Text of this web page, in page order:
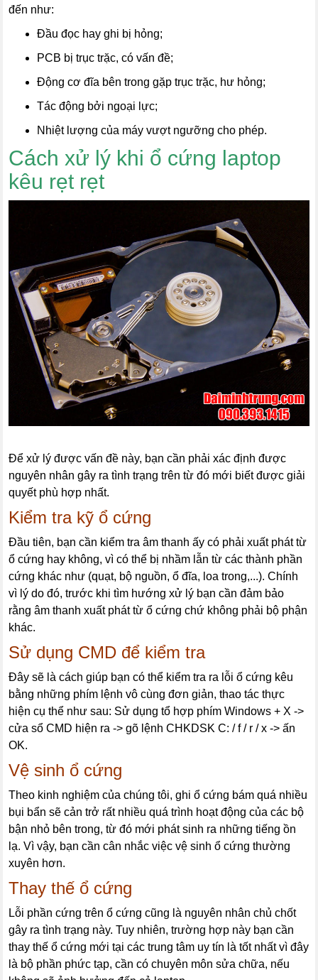
đến như:
Đầu đọc hay ghi bị hỏng;
PCB bị trục trặc, có vấn đề;
Động cơ đĩa bên trong gặp trục trặc, hư hỏng;
Tác động bởi ngoại lực;
Nhiệt lượng của máy vượt ngưỡng cho phép.
Cách xử lý khi ổ cứng laptop
kêu rẹt rẹt
Để xử lý được vấn đề này, bạn cần phải xác định được
nguyên nhân gây ra tình trạng trên từ đó mới biết được giải
quyết phù hợp nhất.
Kiểm tra kỹ ổ cứng
Đầu tiên, bạn cần kiểm tra âm thanh ấy có phải xuất phát từ
ổ cứng hay không, vì có thể bị nhầm lẫn từ các thành phần
cứng khác như (quạt, bộ nguồn, ổ đĩa, loa trong,...). Chính
vì lý do đó, trước khi tìm hướng xử lý bạn cần đảm bảo
rằng âm thanh xuất phát từ ổ cứng chứ không phải bộ phận
khác.
Sử dụng CMD để kiểm tra
Đây sẽ là cách giúp bạn có thể kiểm tra ra lỗi ổ cứng kêu
bằng những phím lệnh vô cùng đơn giản, thao tác thực
hiện cụ thể như sau: Sử dụng tổ hợp phímWindows + X ->
cửa sổ CMD hiện ra -> gõ lệnhCHKDSK C: / f / r / x -> ấn
OK.
Vệ sinh ổ cứng
Theo kinh nghiệm của chúng tôi, ghi ổ cứng bám quá nhiều
bụi bẩn sẽ cản trở rất nhiều quá trình hoạt động của các bộ
bận nhỏ bên trong, từ đó mới phát sinh ra những tiếng ồn
lạ. Vì vậy, bạn cần cân nhắc việc vệ sinh ổ cứng thường
xuyên hơn.
Thay thế ổ cứng
Lỗi phần cứng trên ổ cứng cũng là nguyên nhân chủ chốt
gây ra tình trạng này. Tuy nhiên, trường hợp này bạn cần
thay thế ổ cứng mới tại các trung tâm uy tín là tốt nhất vì đây
là bộ phần phức tạp, cần có chuyên môn sửa chữa, nếu